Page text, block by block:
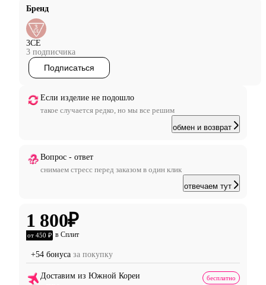
Бренд
3CE
3 подписчика
Подписаться
Если изделие не подошло
такое случается редко, но мы все решим
обмен и возврат
Вопрос - ответ
снимаем стресс перед заказом в один клик
отвечаем тут
1 800₽
от 450 ₽ в Сплит
+54 бонуса за покупку
Доставим из Южной Кореи
бесплатно